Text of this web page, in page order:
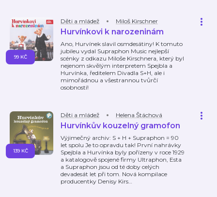
Děti a mládež Miloš Kirschner
Hurvínkovi k narozeninám
Ano, Hurvínek slavil osmdesátiny! K tomuto
jubileu vydal Supraphon Music nejlepší
scénky z odkazu Miloše Kirschnera, který byl
nejenom skvělým interpretem Spejbla a
Hurvínka, ředitelem Divadla S+H, ale i
mimořádnou a všestrannou tvůrčí
osobností!
99 KČ
Děti a mládež Helena Štáchová
Hurvínkův kouzelný gramofon
Výjimečný archiv: S + H + Supraphon = 90
let spolu Je to opravdu tak! První nahrávky
Spejbla a Hurvínka byly pořízeny v roce 1929
a katalogově spojené firmy Ultraphon, Esta
a Supraphon jsou od té doby celých
devadesát let při tom. Nová kompilace
producentky Denisy Kirs…
139 KČ